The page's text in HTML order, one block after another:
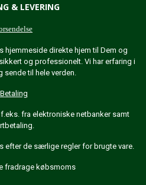
& LEVERING
hjemmeside direkte hjem til Dem og
og professionelt. Vi har erfaring i
sende til hele verden.
Betaling
fra elektroniske netbanker samt
efter de særlige regler for brugte vare.
fradrage købsmoms